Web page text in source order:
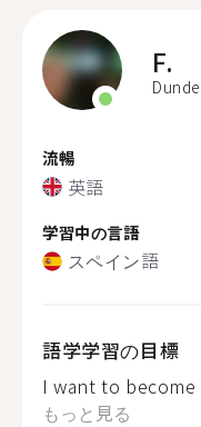
F.
流暢
英語
学習中の言語
スペイン語
語学学習の目標
I want to
もっと見る